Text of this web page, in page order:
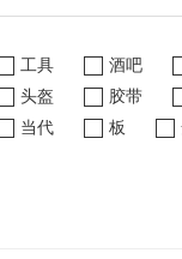
工具
酒吧
头盔
胶带
当代 板